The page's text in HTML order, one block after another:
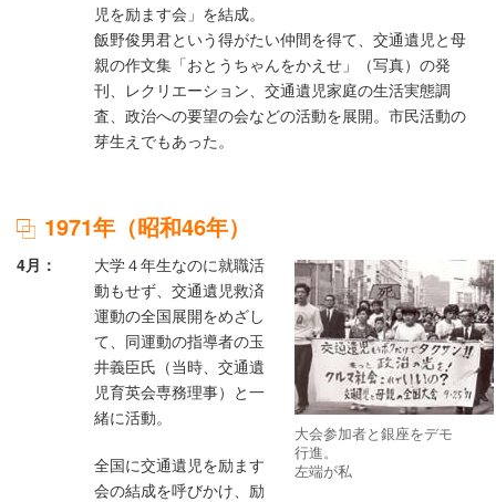
児を励ます会」を結成。
飯野俊男君という得がたい仲間を得て、交通遺児と母
親の作文集「おとうちゃんをかえせ」（写真）の発
刊、レクリエーション、交通遺児家庭の生活実態調
査、政治への要望の会などの活動を展開。市民活動の
芽生えでもあった。
1971年（昭和46年）
4月
大会参加者と銀座をデモ
行進。
左端が私
大学４年生なのに就職活
動もせず、交通遺児救済
運動の全国展開をめざし
て、同運動の指導者の玉
井義臣氏（当時、交通遺
児育英会専務理事）と一
緒に活動。
全国に交通遺児を励ます
会の結成を呼びかけ、励